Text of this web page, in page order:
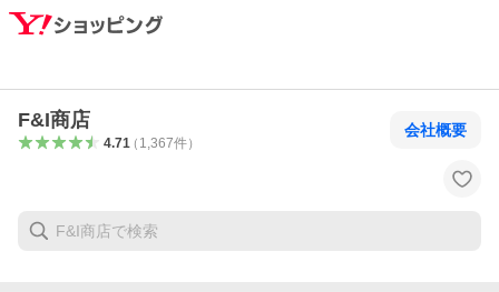
F&I商店
4.71（ 1,367件）
会社概要